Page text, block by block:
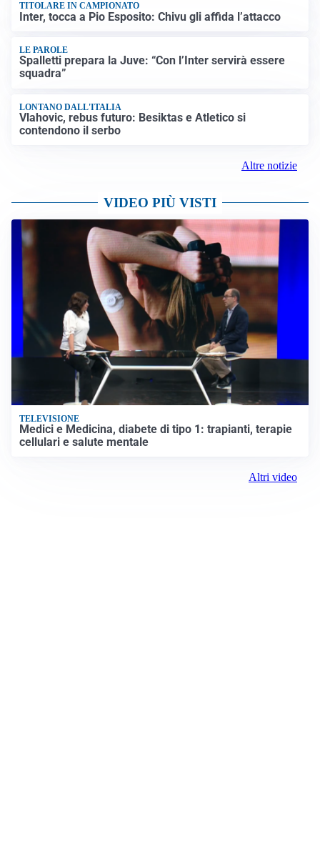
TITOLARE IN CAMPIONATO
Inter, tocca a Pio Esposito: Chivu gli affida l’attacco
LE PAROLE
Spalletti prepara la Juve: “Con l’Inter servirà essere
squadra”
LONTANO DALL'ITALIA
Vlahovic, rebus futuro: Besiktas e Atletico si
contendono il serbo
Altre notizie
VIDEO PIÙ VISTI
TELEVISIONE
Medici e Medicina, diabete di tipo 1: trapianti, terapie
cellulari e salute mentale
Altri video